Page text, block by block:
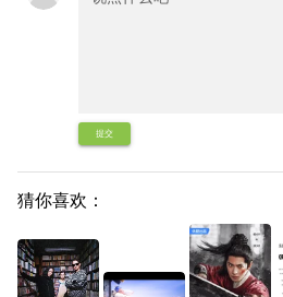
提交
猜你喜欢：